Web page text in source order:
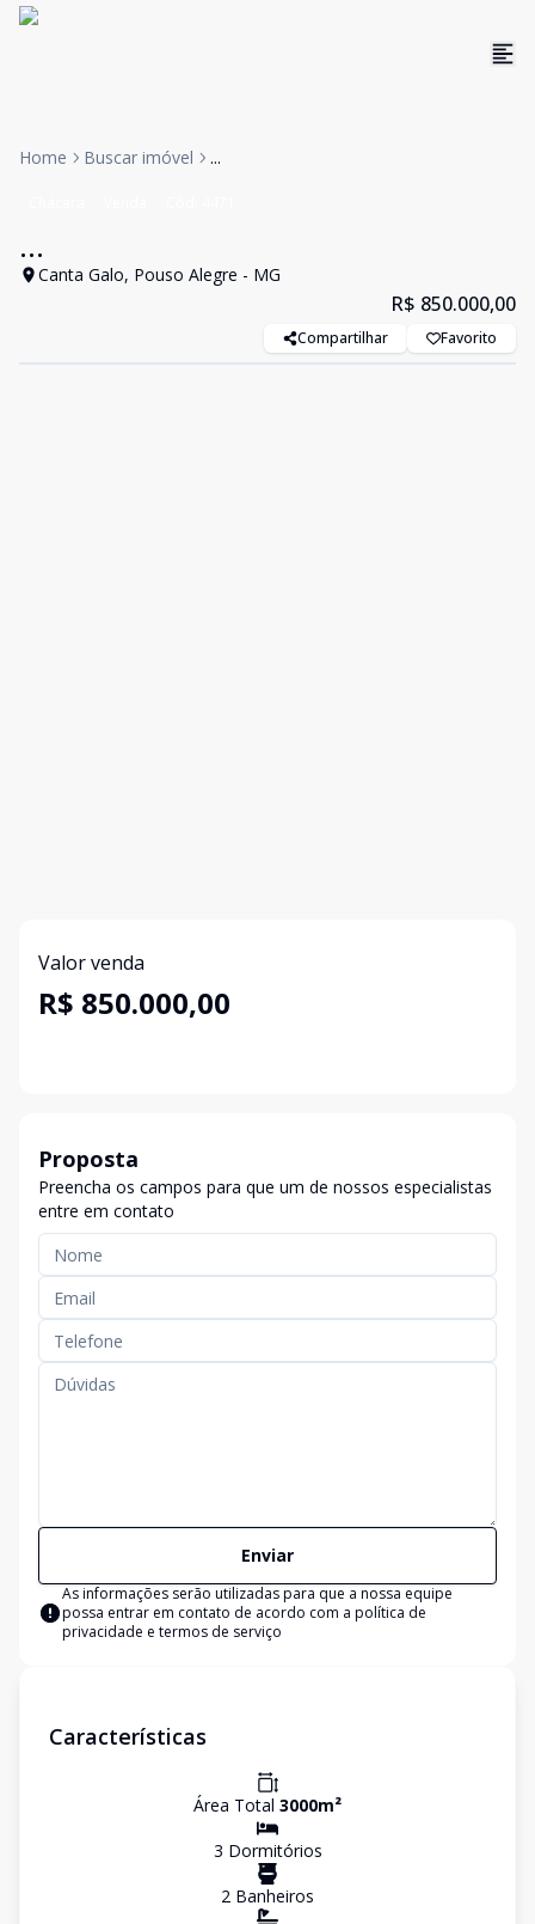
Home Buscar imóvel ...
...
Canta Galo, Pouso Alegre - MG
R$ 850.000,00
Compartilhar Favorito
Valor venda
R$ 850.000,00
Proposta
Preencha os campos para que um de nossos especialistas
entre em contato
Enviar
As informações serão utilizadas para que a nossa equipe
possa entrar em contato de acordo com a política de
privacidade e termos de serviço
Características
Área Total 3000m²
3 Dormitórios
2 Banheiros